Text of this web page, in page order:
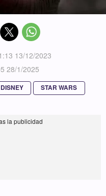
13/12/2023
28/1/2025
DISNEY STAR WARS